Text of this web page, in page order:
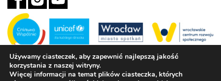
Zadanie realizowane ze środków Gminy Wrocław w partnerstwie z
Funduszem Narodów Zjednoczonych na Rzecz Dzieci (UNICEF)
Używamy ciasteczek, aby zapewnić najlepszą jakość
korzystania z naszej witryny.
Więcej informacji na temat plików ciasteczka, których